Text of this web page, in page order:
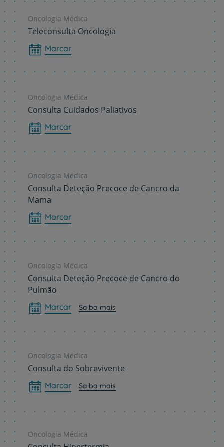
Oncologia Médica
Teleconsulta Oncologia
Marcar
Oncologia Médica
Consulta Cuidados Paliativos
Marcar
Oncologia Médica
Consulta Deteção Precoce de Cancro da
Mama
Marcar
Oncologia Médica
Consulta Deteção Precoce de Cancro do
Pulmão
Marcar Saiba mais
Oncologia Médica
Consulta do Sobrevivente
Marcar Saiba mais
Oncologia Médica